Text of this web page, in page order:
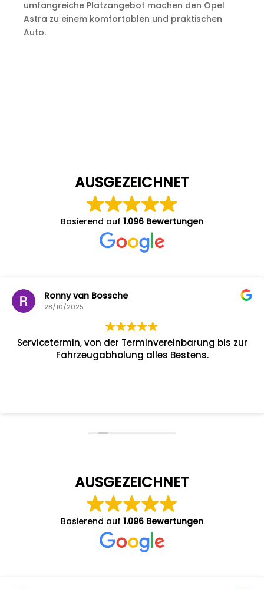
umfangreiche Platzangebot machen den Opel
Astra zu einem komfortablen und praktischen
Auto.
AUSGEZEICHNET
Basierend auf 1.096 Bewertungen
Ronny van Bossche
28/10/2025
Servicetermin, von der Terminvereinbarung bis zur
Fahrzeugabholung alles Bestens.
AUSGEZEICHNET
Basierend auf 1.096 Bewertungen